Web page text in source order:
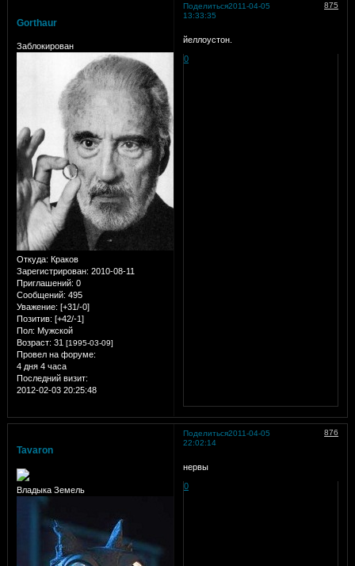
Поделиться 875
2011-04-05
13:33:35
Gorthaur
Заблокирован
Откуда: Краков
Зарегистрирован: 2010-08-11
Приглашений: 0
Сообщений: 495
Уважение: [+31/-0]
Позитив: [+42/-1]
Пол: Мужской
Возраст: 31 [1995-03-09]
Провел на форуме:
4 дня 4 часа
Последний визит:
2012-02-03 20:25:48
йеллоустон.
0
Поделиться 876
2011-04-05
22:02:14
Tavaron
Владыка Земель
нервы
0